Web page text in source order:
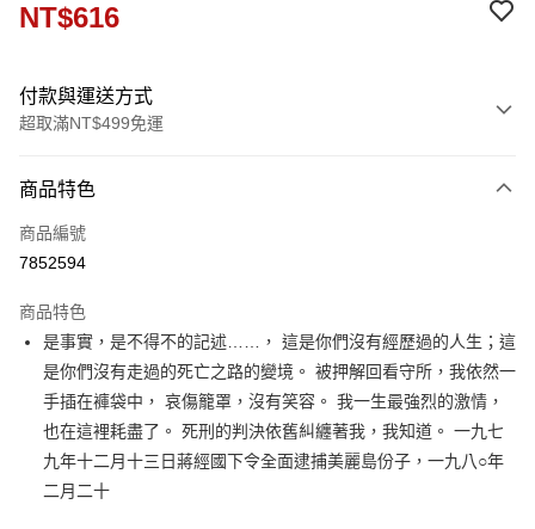
NT$616
付款與運送方式
超取滿NT$499免運
信用卡一次付款
ATM付款
運送方式
付款後全家取貨
每筆NT$60，滿NT$499(含以上)免運費
付款後7-11取貨
每筆NT$60，滿NT$499(含以上)免運費
宅配
商品特色
商品編號
7852594
商品特色
是事實，是不得不的記述……， 這是你們沒有經歷過的人生；這
是你們沒有走過的死亡之路的變境。 被押解回看守所，我依然一
手插在褲袋中， 哀傷籠罩，沒有笑容。 我一生最強烈的激情，
也在這裡耗盡了。 死刑的判決依舊糾纏著我，我知道。 一九七
九年十二月十三日蔣經國下令全面逮捕美麗島份子，一九八○年
二月二十